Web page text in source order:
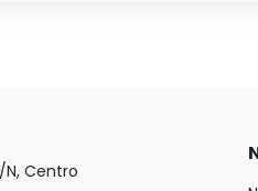
N, Centro